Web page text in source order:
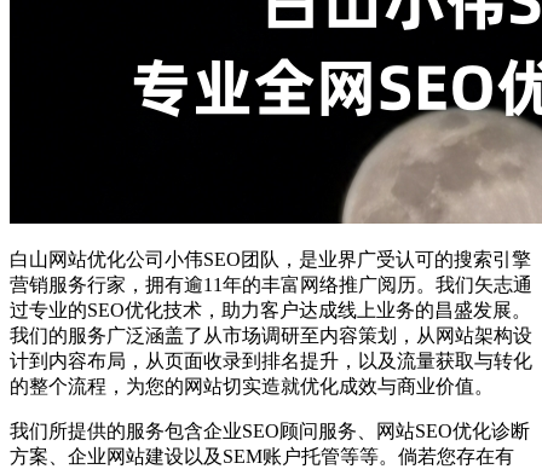
白山网站优化公司小伟SEO团队，是业界广受认可的搜索引擎
营销服务行家，拥有逾11年的丰富网络推广阅历。我们矢志通
过专业的SEO优化技术，助力客户达成线上业务的昌盛发展。
我们的服务广泛涵盖了从市场调研至内容策划，从网站架构设
计到内容布局，从页面收录到排名提升，以及流量获取与转化
的整个流程，为您的网站切实造就优化成效与商业价值。
我们所提供的服务包含企业SEO顾问服务、网站SEO优化诊断
方案、企业网站建设以及SEM账户托管等等。倘若您存在有